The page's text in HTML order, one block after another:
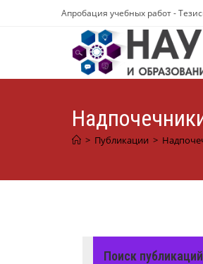
Апробация учебных работ -
> Публикации >
Поиск публикаций